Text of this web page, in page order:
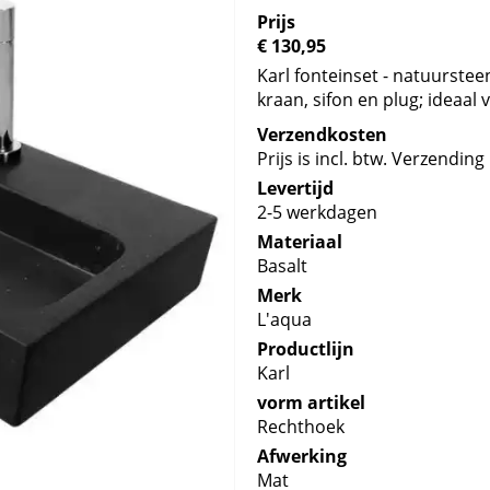
Prijs
€ 130,95
Karl fonteinset -
kraan, sifon en plug;
Verzendkosten
Prijs is incl. btw.
Levertijd
2-5 werkdagen
Materiaal
Basalt
Merk
L'aqua
Productlijn
Karl
vorm artikel
Rechthoek
Afwerking
Mat